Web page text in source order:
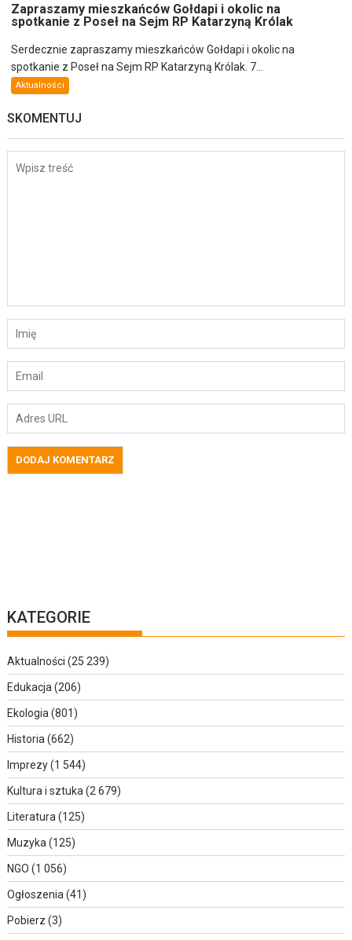
Zapraszamy mieszkańców Gołdapi i okolic na
spotkanie z Poseł na Sejm RP Katarzyną Królak
Serdecznie zapraszamy mieszkańców Gołdapi i okolic na
spotkanie z Poseł na Sejm RP Katarzyną Królak. 7...
Aktualności
SKOMENTUJ
KATEGORIE
Aktualności (25 239)
Edukacja (206)
Ekologia (801)
Historia (662)
Imprezy(1 544)
Kultura i sztuka (2 679)
Literatura (125)
Muzyka (125)
NGO (1 056)
Ogłoszenia (41)
Pobierz (3)